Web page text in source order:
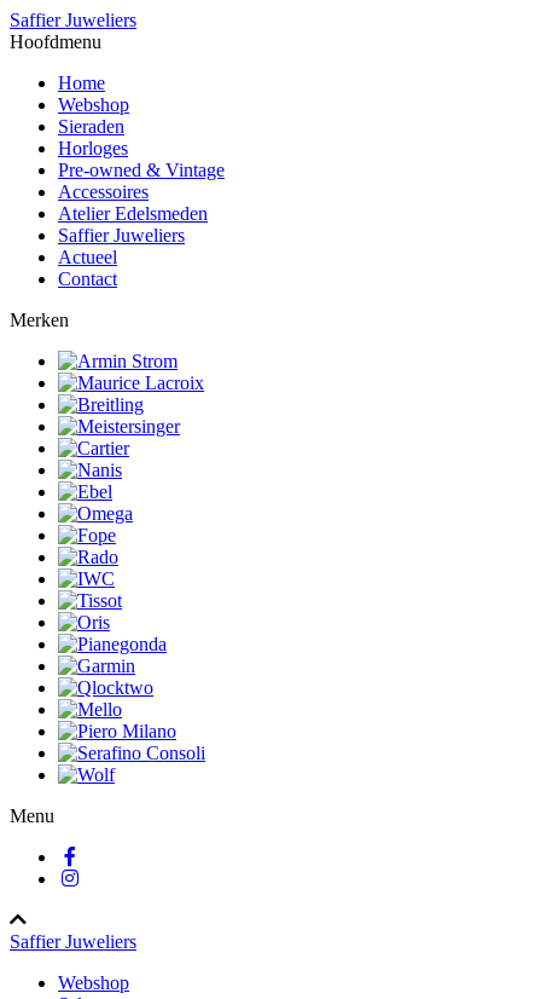
Saffier Juweliers
Hoofdmenu
Home
Webshop
Sieraden
Horloges
Pre-owned & Vintage
Accessoires
Atelier Edelsmeden
Saffier Juweliers
Actueel
Contact
Merken
Menu
Saffier Juweliers
Webshop